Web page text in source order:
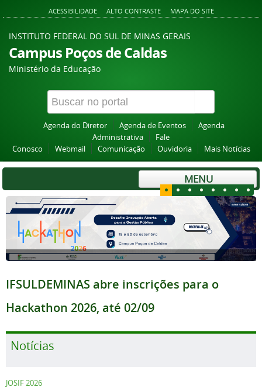
ACESSIBILIDADE ALTO CONTRASTE MAPA DO SITE
INSTITUTO FEDERAL DO SUL DE MINAS GERAIS
Campus Poços de Caldas
Ministério da Educação
Agenda do Diretor Agenda de Eventos
Agenda
Administrativa
Fale
Conosco
Webmail Comunicação Ouvidoria Mais Notícias
MENU
IFSULDEMINAS abre inscrições para o
Hackathon 2026, até 02/09
Notícias
JOSIF 2026